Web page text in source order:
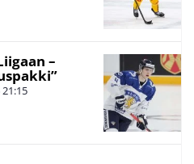
–
21:15